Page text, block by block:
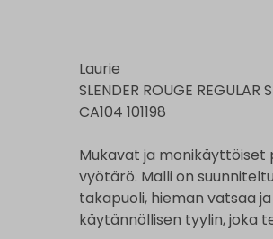
Laurie
SLENDER ROUGE REGULAR
CA104 101198
Mukavat ja monikäyttöiset
vyötärö. Malli on
takapuoli, hieman vatsaa
käytännöllisen tyylin, joka